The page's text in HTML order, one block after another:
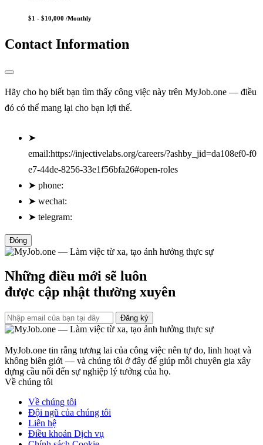
$1 - $10,000 /Monthly
Contact Information
Hãy cho họ biết bạn tìm thấy công việc này trên MyJob.one — điều
đó có thể mang lại cho bạn lợi thế.
➤
email:https://injectivelabs.org/careers/?ashby_jid=da108ef0-f0
e7-44de-8256-33e1f56bfa26#open-roles
➤ phone:
➤ wechat:
➤ telegram:
Đóng
Những điều mới sẽ luôn
được cập nhật thường xuyên
Đăng ký
MyJob.one tin rằng tương lai của công việc nên tự do, linh hoạt và
không biên giới — và chúng tôi ở đây để giúp mỗi chuyên gia xây
dựng cầu nối đến sự nghiệp lý tưởng của họ.
Về chúng tôi
Về chúng tôi
Đội ngũ của chúng tôi
Liên hệ
Điều khoản Dịch vụ